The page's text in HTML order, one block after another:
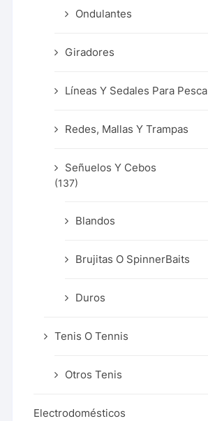
Ondulantes
Giradores
Líneas Y Sedales Para Pesca
Redes, Mallas Y Trampas
Señuelos Y Cebos
(137)
Blandos
Brujitas O SpinnerBaits
Duros
Tenis O Tennis
Otros Tenis
Electrodomésticos